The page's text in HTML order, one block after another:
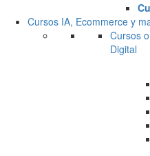
Cursos IA, Ecommerce y
Cursos
Digital